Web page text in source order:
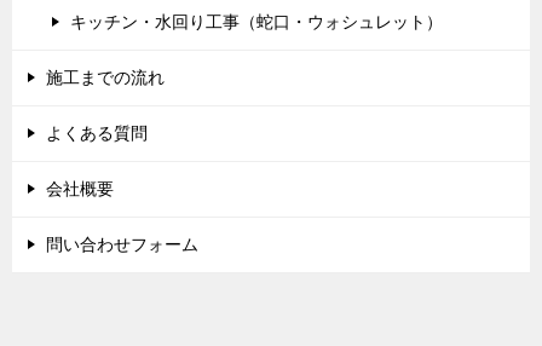
キッチン・水回り工事（蛇口・ウォシュレット）
施工までの流れ
よくある質問
会社概要
問い合わせフォーム